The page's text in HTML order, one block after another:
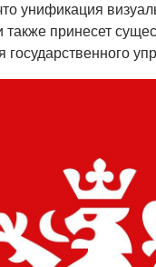
унификация
также принесет
государственного